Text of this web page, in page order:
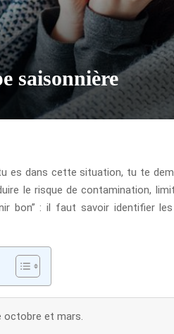
saisonnière
es dans cette situation, tu te
le risque de contamination,
bon” : il faut savoir identifier
et mars.